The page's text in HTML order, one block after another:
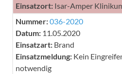
Einsatzort: Isar-Amper
Nummer:036-2020
Datum: 11.05.2020
Einsatzart: Brand
Einsatzmeldung: Kein
notwendig